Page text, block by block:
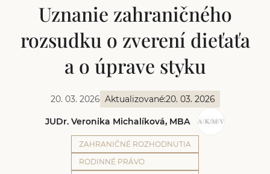
Uznanie zahraničného
rozsudku o zverení dieťaťa
a o úprave styku
20. 03. 2026 Aktualizované:20. 03. 2026
JUDr. Veronika Michalíková, MBA
ZAHRANIČNÉ ROZHODNUTIA
RODINNÉ PRÁVO